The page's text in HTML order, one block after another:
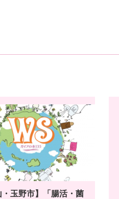
・玉野市】「腸活・菌